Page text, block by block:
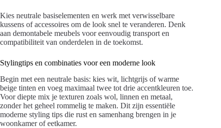
Kies neutrale basiselementen en werk met verwisselbare
kussens of accessoires om de look snel te veranderen. Denk
aan demontabele meubels voor eenvoudig transport en
compatibiliteit van onderdelen in de toekomst.
Stylingtips en combinaties voor een moderne look
Begin met een neutrale basis: kies wit, lichtgrijs of warme
beige tinten en voeg maximaal twee tot drie accentkleuren toe.
Voor diepte mix je texturen zoals wol, linnen en metaal,
zonder het geheel rommelig te maken. Dit zijn essentiële
moderne styling tips die rust en samenhang brengen in je
woonkamer of eetkamer.